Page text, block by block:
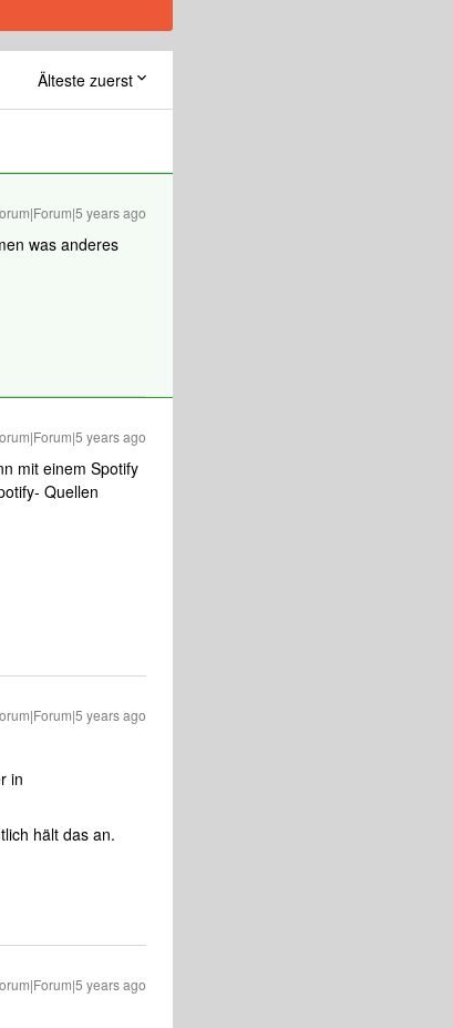
Älteste zuerst
years ago
was anderes
years ago
mit einem Spotify
Quellen
years ago
in
hält das an.
years ago